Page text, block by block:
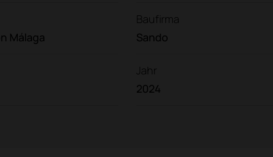
Málaga
Baufirma
Sando
Jahr
2024